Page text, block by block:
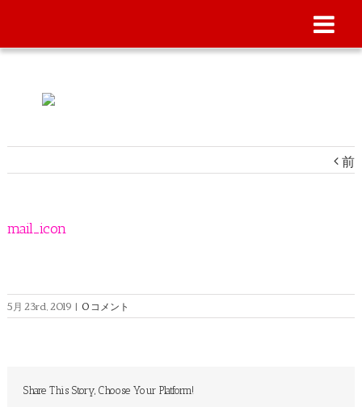
前
mail_icon
5月 23rd, 2019 | 0 コメント
Share This Story, Choose Your Platform!